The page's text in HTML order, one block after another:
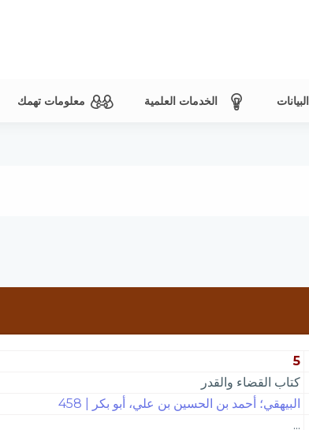
البيانات الخدمات العلمية معلومات تهمك
5
كتاب القضاء والقدر
البيهقي؛ أحمد بن الحسين بن علي، أبو بكر | 458
...